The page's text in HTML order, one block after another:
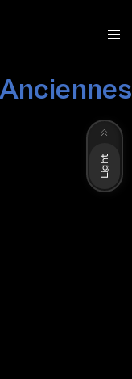
Light
Dark